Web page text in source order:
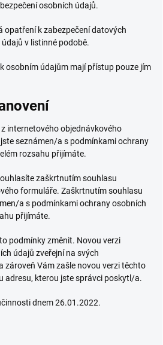
osobních údajů.
opatření k zabezpečení datových
v listinné podobě.
osobním údajům mají přístup pouze jím
internetového objednávkového
seznámen/a s podmínkami ochrany
rozsahu přijímáte.
zaškrtnutím souhlasu
formuláře. Zaškrtnutím souhlasu
a s podmínkami ochrany osobních
přijímáte.
podmínky změnit. Novou verzi
údajů zveřejní na svých
zároveň Vám zašle novou verzi těchto
adresu, kterou jste správci poskytl/a.
dnem 26.01.2022.